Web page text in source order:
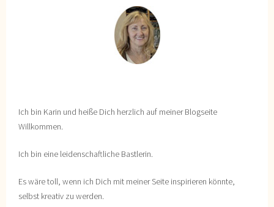
Ich bin Karin und heiße Dich herzlich auf meiner Blogseite
Willkommen.
Ich bin eine leidenschaftliche Bastlerin.
Es wäre toll, wenn ich Dich mit meiner Seite inspirieren könnte,
selbst kreativ zu werden.